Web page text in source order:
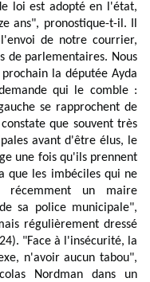
loi est adopté en l'état,
ans", pronostique-t-il. Il
de notre courrier,
de parlementaires. Nous
la députée Ayda
qui le comble :
se rapprochent de
que souvent très
avant d'être élus, le
une fois qu'ils prennent
que les imbéciles qui ne
récemment un maire
sa police municipale",
régulièrement dressé
"Face à l'insécurité, la
n'avoir aucun tabou",
Nordman dans un